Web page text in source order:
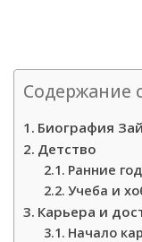
Содержание
Биография
Детство
Ранние
Учеба и
Карьера и
Начало